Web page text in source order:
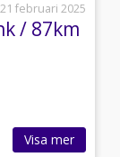
21 februari 2025
/ 87km
Visa mer